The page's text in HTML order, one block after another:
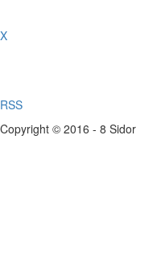
X
RSS
Copyright © 2016 - 8 Sidor